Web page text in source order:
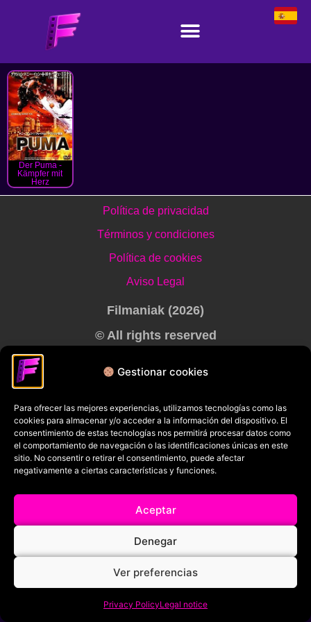
Gestionar cookies
Para ofrecer las mejores experiencias, utilizamos tecnologías como las
cookies para almacenar y/o acceder a la información del dispositivo. El
consentimiento de estas tecnologías nos permitirá procesar datos como
el comportamiento de navegación o las identificaciones únicas en este
sitio. No consentir o retirar el consentimiento, puede afectar
negativamente a ciertas características y funciones.
Aceptar
Denegar
Ver preferencias
Privacy PolicyLegal notice
Der Puma -
Kämpfer mit
Herz
Política de privacidad
Términos y condiciones
Política de cookies
Aviso Legal
Filmaniak (2026)
© All rights reserved